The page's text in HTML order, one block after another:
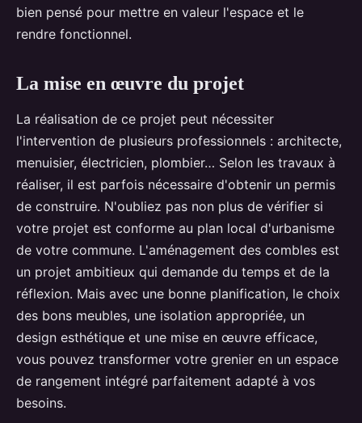
bien pensé pour mettre en valeur l'espace et le
rendre fonctionnel.
La mise en œuvre du projet
La réalisation de ce projet peut nécessiter
l'intervention de plusieurs professionnels : architecte,
menuisier, électricien, plombier… Selon les travaux à
réaliser, il est parfois nécessaire d'obtenir un permis
de construire. N'oubliez pas non plus de vérifier si
votre projet est conforme au plan local d'urbanisme
de votre commune. L'aménagement des combles est
un projet ambitieux qui demande du temps et de la
réflexion. Mais avec une bonne planification, le choix
des bons meubles, une isolation appropriée, un
design esthétique et une mise en œuvre efficace,
vous pouvez transformer votre grenier en un espace
de rangement intégré parfaitement adapté à vos
besoins.